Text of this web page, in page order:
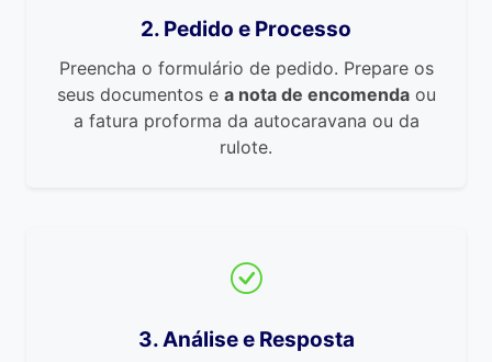
2. Pedido e Processo
Preencha o formulário de pedido. Prepare os
seus documentos e a nota de encomendaou
a fatura proforma da autocaravana ou da
rulote.
3. Análise e Resposta